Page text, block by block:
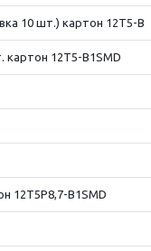
10 шт.) картон 12T5-B
картон 12T5-B1SMD
12T5P8,7-B1SMD